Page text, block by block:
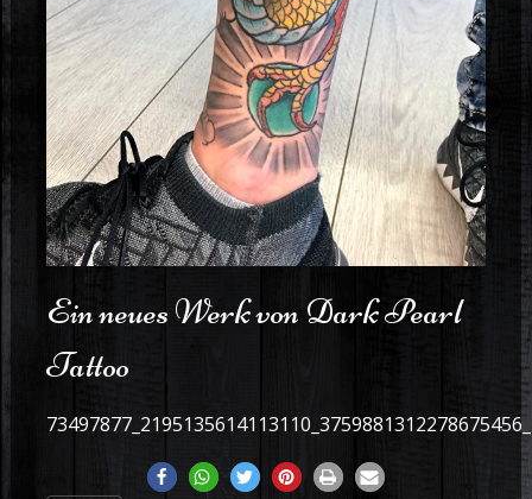
Ein neues Werk von Dark Pearl
Tattoo